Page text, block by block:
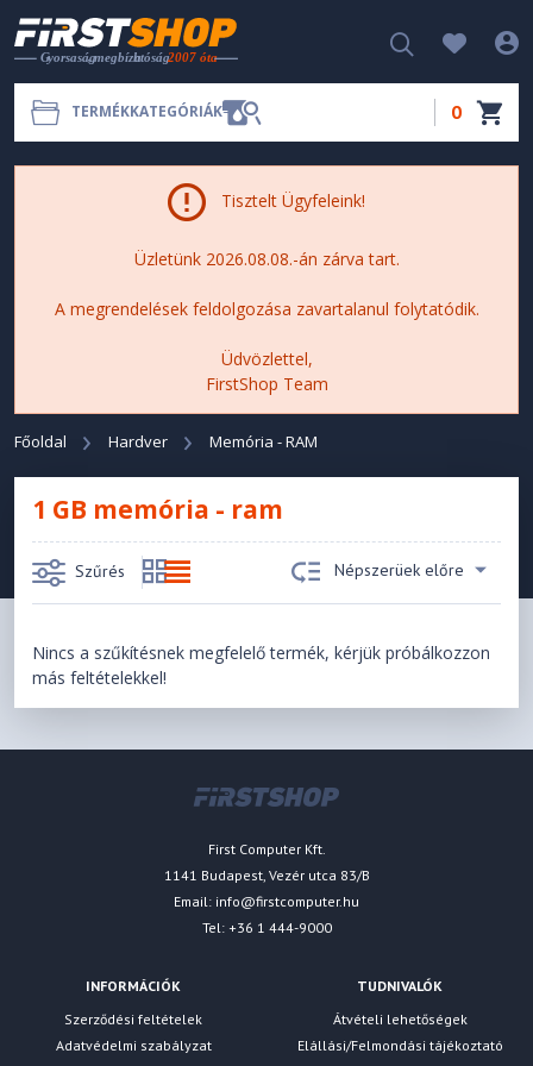
TERMÉKKATEGÓRIÁK 0
Tisztelt Ügyfeleink!
Üzletünk 2026.08.08.-án zárva tart.
A megrendelések feldolgozása zavartalanul folytatódik.
Üdvözlettel,
FirstShop Team
Főoldal Hardver Memória - RAM
1 GB memória - ram
Szűrés Népszerüek előre
Nincs a szűkítésnek megfelelő termék, kérjük próbálkozzon
más feltételekkel!
First Computer Kft.
1141 Budapest, Vezér utca 83/B
Email: info@firstcomputer.hu
Tel: +36 1 444-9000
INFORMÁCIÓK
Szerződési feltételek
Adatvédelmi szabályzat
TUDNIVALÓK
Átvételi lehetőségek
Elállási/Felmondási tájékoztató